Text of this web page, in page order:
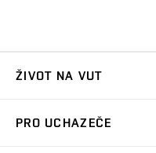
ŽIVOT NA VUT
PRO UCHAZEČE